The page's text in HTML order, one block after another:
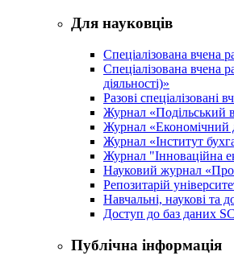
Для науковців
Спеціалізована вчена
Спеціалізована вчена
діяльності)»
Разові спеціалізовані
Журнал «Подільський
Журнал «Економічний
Журнал «Інститут
Журнал "Інноваційна
Науковий журнал
Репозитарій
Навчальні, наукові та
Доступ до баз даних
Публічна інформація